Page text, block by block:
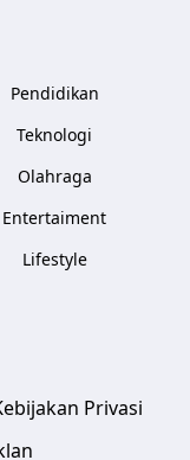
Pendidikan
Teknologi
Olahraga
Entertaiment
Lifestyle
Privasi